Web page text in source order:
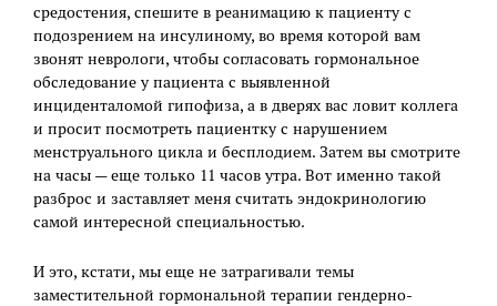
средостения, спешите в реанимацию к пациенту с
подозрением на инсулиному, во время которой вам
звонят неврологи, чтобы согласовать гормональное
обследование у пациента с выявленной
инциденталомой гипофиза, а в дверях вас ловит коллега
и просит посмотреть пациентку с нарушением
менструального цикла и бесплодием. Затем вы смотрите
на часы — еще только 11 часов утра. Вот именно такой
разброс и заставляет меня считать эндокринологию
самой интересной специальностью.
И это, кстати, мы еще не затрагивали темы
заместительной гормональной терапии гендерно-